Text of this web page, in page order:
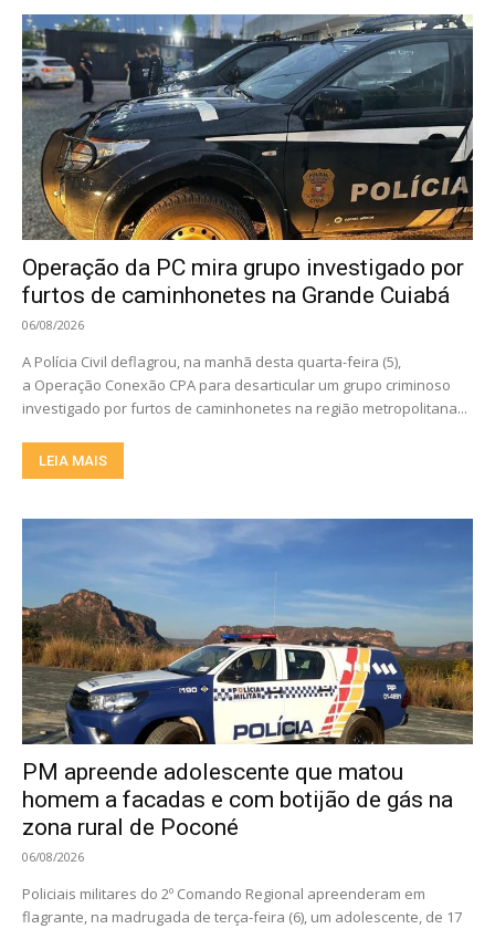
Operação da PC mira grupo investigado por
furtos de caminhonetes na Grande Cuiabá
06/08/2026
A Polícia Civil deflagrou, na manhã desta quarta-feira (5),
a Operação Conexão CPA para desarticular um grupo criminoso
investigado por furtos de caminhonetes na região metropolitana...
LEIA MAIS
PM apreende adolescente que matou
homem a facadas e com botijão de gás na
zona rural de Poconé
06/08/2026
Policiais militares do 2º Comando Regional apreenderam em
flagrante, na madrugada de terça-feira (6), um adolescente, de 17